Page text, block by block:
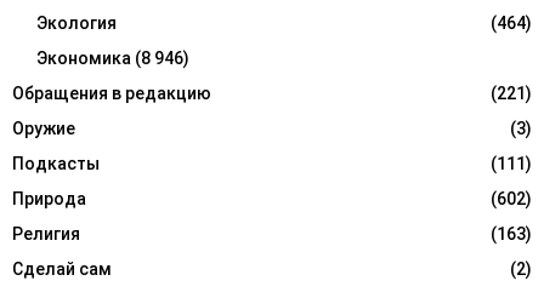
Экология
(464)
Экономика (8 946)
Обращения в редакцию
(221)
Оружие
(3)
Подкасты
(111)
Природа
(602)
Религия
(163)
Сделай сам
(2)